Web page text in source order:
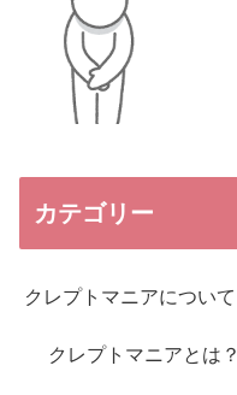
カテゴリー
クレプトマニアについて
クレプトマニアとは？